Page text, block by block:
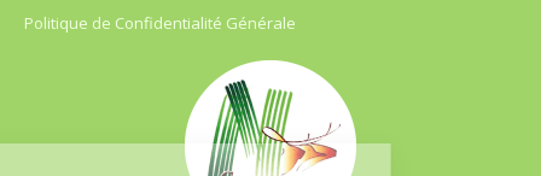
Politique de Confidentialité Générale